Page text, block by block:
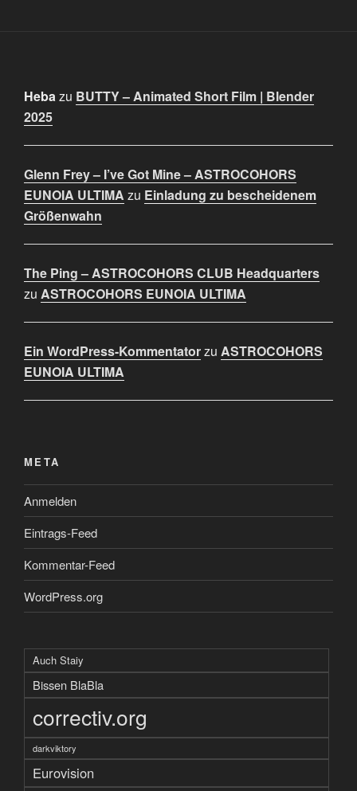
Hebazu BUTTY – Animated Short Film | Blender
2025
Glenn Frey – I’ve Got Mine – ASTROCOHORS
EUNOIA ULTIMA zu Einladung zu bescheidenem
Größenwahn
The Ping – ASTROCOHORS CLUB Headquarters
zu ASTROCOHORS EUNOIA ULTIMA
Ein WordPress-Kommentatorzu ASTROCOHORS
EUNOIA ULTIMA
META
Anmelden
Eintrags-Feed
Kommentar-Feed
WordPress.org
Auch Staiy
Bissen BlaBla
correctiv.org
darkviktory
Eurovision